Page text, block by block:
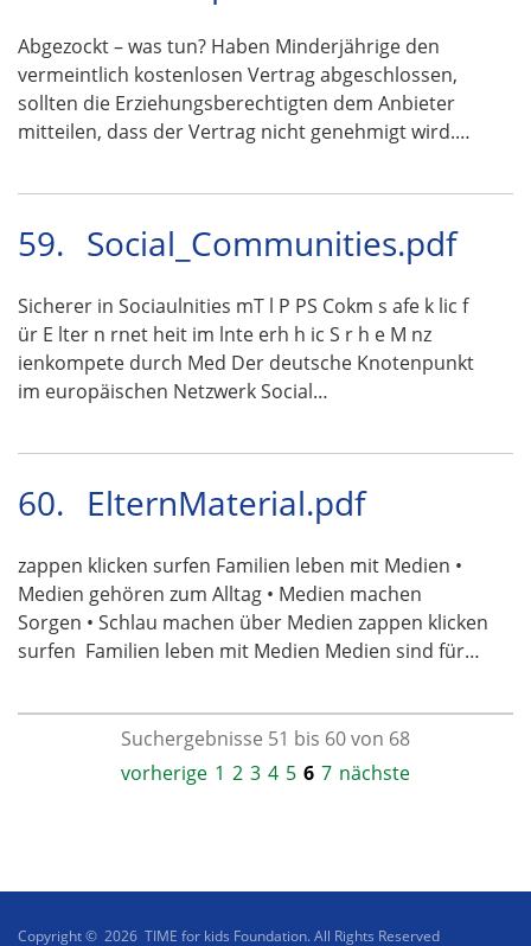
Abgezockt – was tun? Haben Minderjährige den
vermeintlich kostenlosen Vertrag abgeschlossen,
sollten die Erziehungsberechtigten dem Anbieter
mitteilen, dass der Vertrag nicht genehmigt wird.…
59. Social_Communities.pdf
Sicherer in Sociaulnities mT l P PS Cokm s afe k lic f
ür E lter n rnet heit im lnte erh h ic S r h e M nz
ienkompete durch Med Der deutsche Knotenpunkt
im europäischen Netzwerk Social…
60. ElternMaterial.pdf
zappen klicken surfen Familien leben mit Medien •
Medien gehören zum Alltag • Medien machen
Sorgen • Schlau machen über Medien zappen klicken
surfen  Familien leben mit Medien Medien sind für…
Suchergebnisse 51 bis 60 von 68
vorherige 1 2 3 4 5 6 7 nächste
Copyright © 2026 TIME for kids Foundation. All Rights Reserved